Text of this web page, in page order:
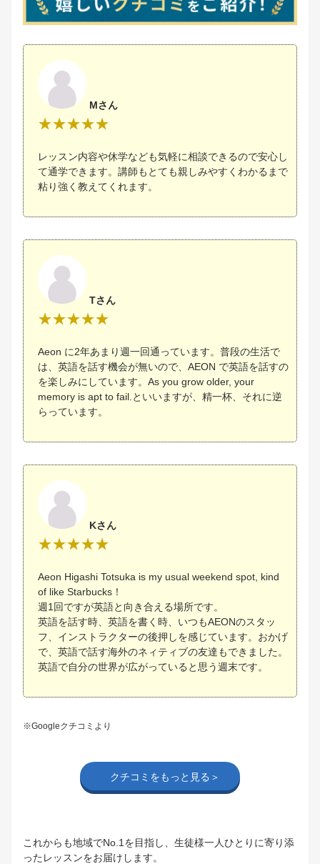
Mさん
レッスン内容や休学なども気軽に相談できるので安心し
て通学できます。講師もとても親しみやすくわかるまで
粘り強く教えてくれます。
Tさん
Aeon に2年あまり週一回通っています。普段の生活で
は、英語を話す機会が無いので、AEON で英語を話すの
を楽しみにしています。As you grow older, your
memory is apt to fail.といいますが、精一杯、それに逆
らっています。
Kさん
Aeon Higashi Totsuka is my usual weekend spot, kind
of like Starbucks！
週1回ですが英語と向き合える場所です。
英語を話す時、英語を書く時、いつもAEONのスタッ
フ、インストラクターの後押しを感じています。おかげ
で、英語で話す海外のネィティブの友達もできました。
英語で自分の世界が広がっていると思う週末です。
※Googleクチコミより
クチコミをもっと見る＞
これからも地域でNo.1を目指し、生徒様一人ひとりに寄り添
ったレッスンをお届けします。